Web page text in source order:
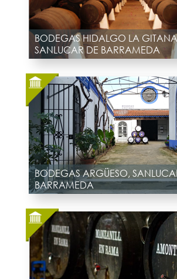
BODEGAS HIDALGO LA
SANLUCAR DE BARRAMEDA
BODEGAS ARGÜESO,
BARRAMEDA